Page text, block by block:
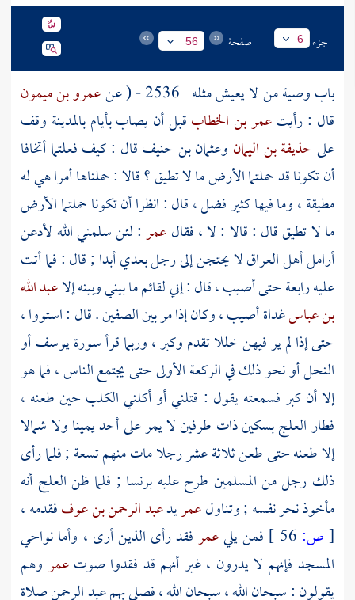
جزء 6 صفحة 56
باب وصية من لا يعيش مثله
عمرو بن ميمون
قال : رأيتعمر بن الخطابقبل أن يصاب بأيامبالمدينة وقف
علىحذيفة بن اليمان وعثمان بن حنيفقال : كيف فعلتما أتخافا
أن تكونا قد حملتما الأرض ما لا تطيق ؟ قالا : حملناها أمرا هي له
مطيقة ، وما فيها كثير فضل ، قال : انظرا أن تكونا حملتما الأرض
ما لا تطيق قال : قالا : لا ، فقالعمر: لئن سلمني الله لأدعن
أرامل أهلالعراقلا يحتجن إلى رجل بعدي أبدا ; قال : فما أتت
عليه رابعة حتى أصيب ، قال : إني لقائم ما بيني وبينه إلاعبد الله
بن عباسغداة أصيب ، وكان إذا مر بين الصفين . قال : استووا ،
حتى إذا لم ير فيهن خللا تقدم وكبر ، وربما قرأ سورة يوسف أو
النحل أو نحو ذلك في الركعة الأولى حتى يجتمع الناس ، فما هو
إلا أن كبر فسمعته يقول : قتلني أو أكلني الكلب حين طعنه ،
فطار العلج بسكين ذات طرفين لا يمر على أحد يمينا ولا شمالا
إلا طعنه حتى طعن ثلاثة عشر رجلا مات منهم تسعة ; فلما رأى
ذلك رجل من المسلمين طرح عليه برنسا ; فلما ظن العلج أنه
مأخوذ نحر نفسه ; وتناولعمريدعبد الرحمن بن عوففقدمه ،
[ص: فمن يليعمرفقد رأى الذين أرى ، وأما نواحي
المسجد فإنهم لا يدرون ، غير أنهم قد فقدوا صوتعمر وهم
يقولون : سبحان الله ، سبحان الله ، فصلى بهمعبد الرحمنصلاة